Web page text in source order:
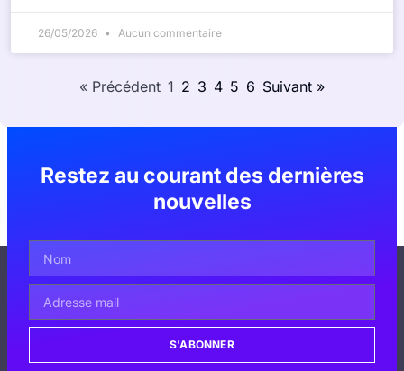
26/05/2026 Aucun commentaire
« Précédent 1 2 3 4 5 6 Suivant »
Restez au courant des dernières
nouvelles
S'ABONNER